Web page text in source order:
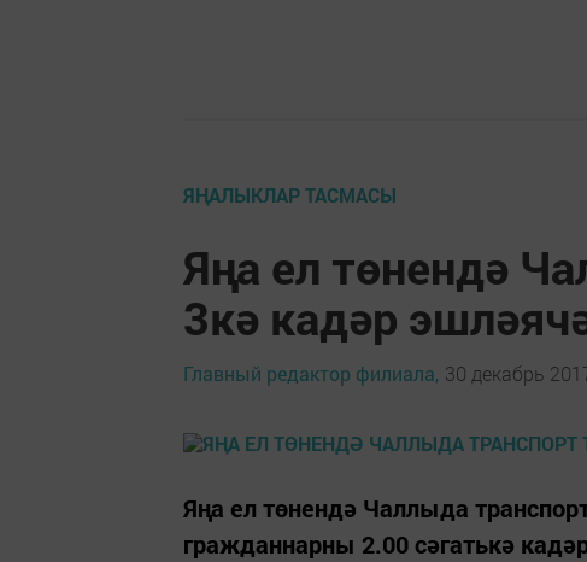
ЯҢАЛЫКЛАР ТАСМАСЫ
Яңа ел төнендә
3кә кадәр
Главный редактор филиала, 30 декабрь
Яңа ел төнендә Чаллыда
гражданнарны 2.00 сәгатькә